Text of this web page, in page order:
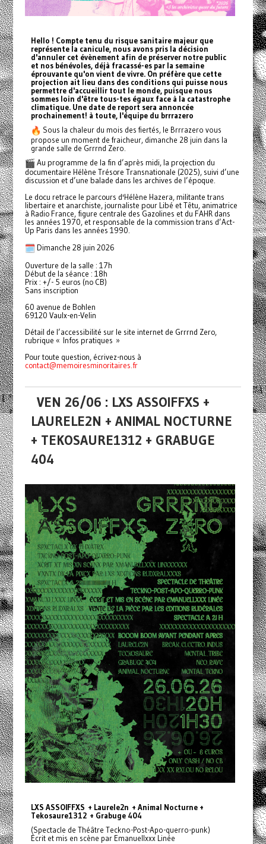
Hello ! Compte tenu du risque sanitaire majeur que
représente la canicule, nous avons pris la décision
d'annuler cet évènement afin de préserver notre public
et nos bénévoles, déjà fracassé-es par la semaine
éprouvante qu'on vient de vivre. On préfère que cette
projection ait lieu dans des conditions qui puisse nous
permettre d'accueillir tout le monde, puisque nous
sommes loin d'être tous-tes égaux face à la catastrophe
climatique. Une date de report sera annoncée
prochainement! à toute, l'équipe du brrrazero
Sous la chaleur du mois des fiertés, le Brrrazero vous
propose un moment de fraicheur, dimanche 28 juin dans la
grande salle de Grrrnd Zero.
Au programme de la fin d’après midi, la projection du
documentaire Hélène Trésore Transnationale (2025), suivi d’une
discussion et d’une balade dans les archives de l’époque.
Le docu retrace le parcours d'Hélène Hazera, militante trans
libertaire et anarchiste, journaliste pour Libé et Têtu, animatrice
à Radio France, figure centrale des Gazolines et du FAHR dans
les années 1970, et responsable de la commission trans d’Act-
Up Paris dans les années 1990.
Dimanche 28 juin 2026
Ouverture de la salle : 17h
Début de la séance : 18h
Prix : +/- 5 euros (no CB)
Sans inscription
60 avenue de Bohlen
69120 Vaulx-en-Velin
Détail de l’accessibilité sur le site internet de Grrrnd Zero,
rubrique « Infos pratiques »
Pour toute question, écrivez-nous à
contact@memoiresminoritaires.fr
VEN 26/06 : LXS ASSOIFFXS +
LAURELE2N + ANIMAL NOCTURNE
+ TEKOSAURE1312 + GRABUGE
404
LXS ASSOIFFXS + Laurele2n + Animal Nocturne +
Tekosaure1312 + Grabuge 404
(Spectacle de Théâtre Teckno-Post-Apo-querro-punk)
Écrit et mis en scène par Emanuellxxx Linée